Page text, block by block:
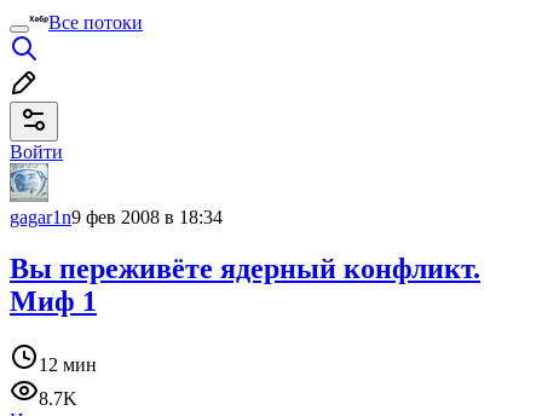
Все потоки
Войти
gagar1n9 фев 2008 в 18:34
Вы переживёте ядерный конфликт.
Миф 1
12 мин
8.7K